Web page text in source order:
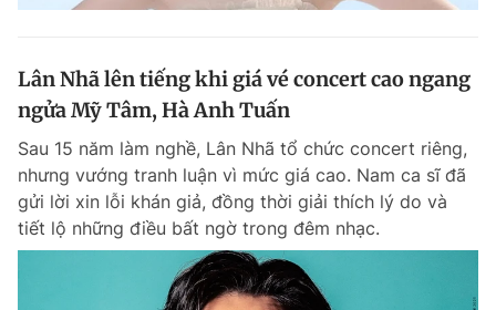
Lân Nhã lên tiếng khi giá vé concert cao ngang
ngửa Mỹ Tâm, Hà Anh Tuấn
Sau 15 năm làm nghề, Lân Nhã tổ chức concert riêng,
nhưng vướng tranh luận vì mức giá cao. Nam ca sĩ đã
gửi lời xin lỗi khán giả, đồng thời giải thích lý do và
tiết lộ những điều bất ngờ trong đêm nhạc.